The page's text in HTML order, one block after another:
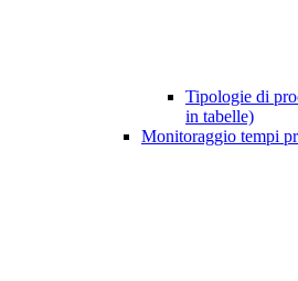
Tipologie di
in tabelle)
Monitoraggio tempi